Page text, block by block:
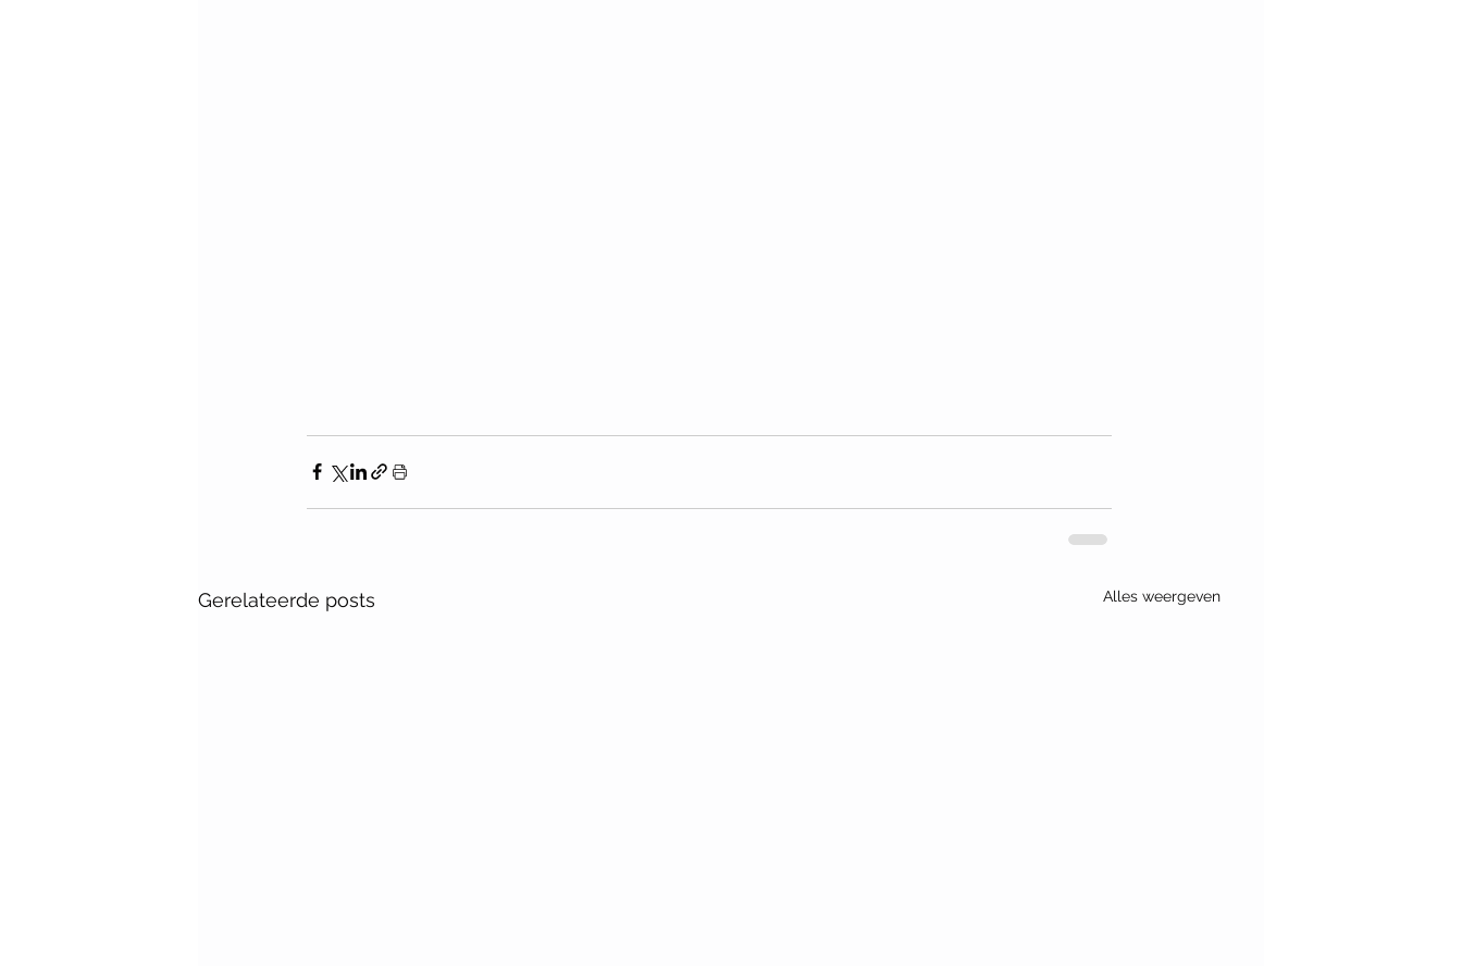
Gerelateerde posts Alles weergeven